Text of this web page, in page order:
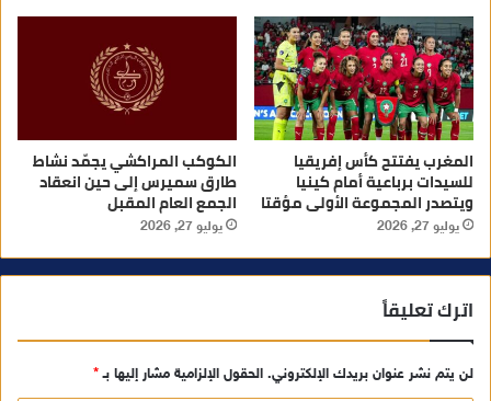
المغرب يفتتح كأس إفريقيا
للسيدات برباعية أمام كينيا
ويتصدر المجموعة الأولى مؤقتا
يوليو 27, 2026
الكوكب المراكشي يجمّد نشاط
طارق سميرس إلى حين انعقاد
الجمع العام المقبل
يوليو 27, 2026
اترك تعليقاً
لن يتم نشر عنوان بريدك الإلكتروني. الحقول الإلزامية مشار إليها بـ*